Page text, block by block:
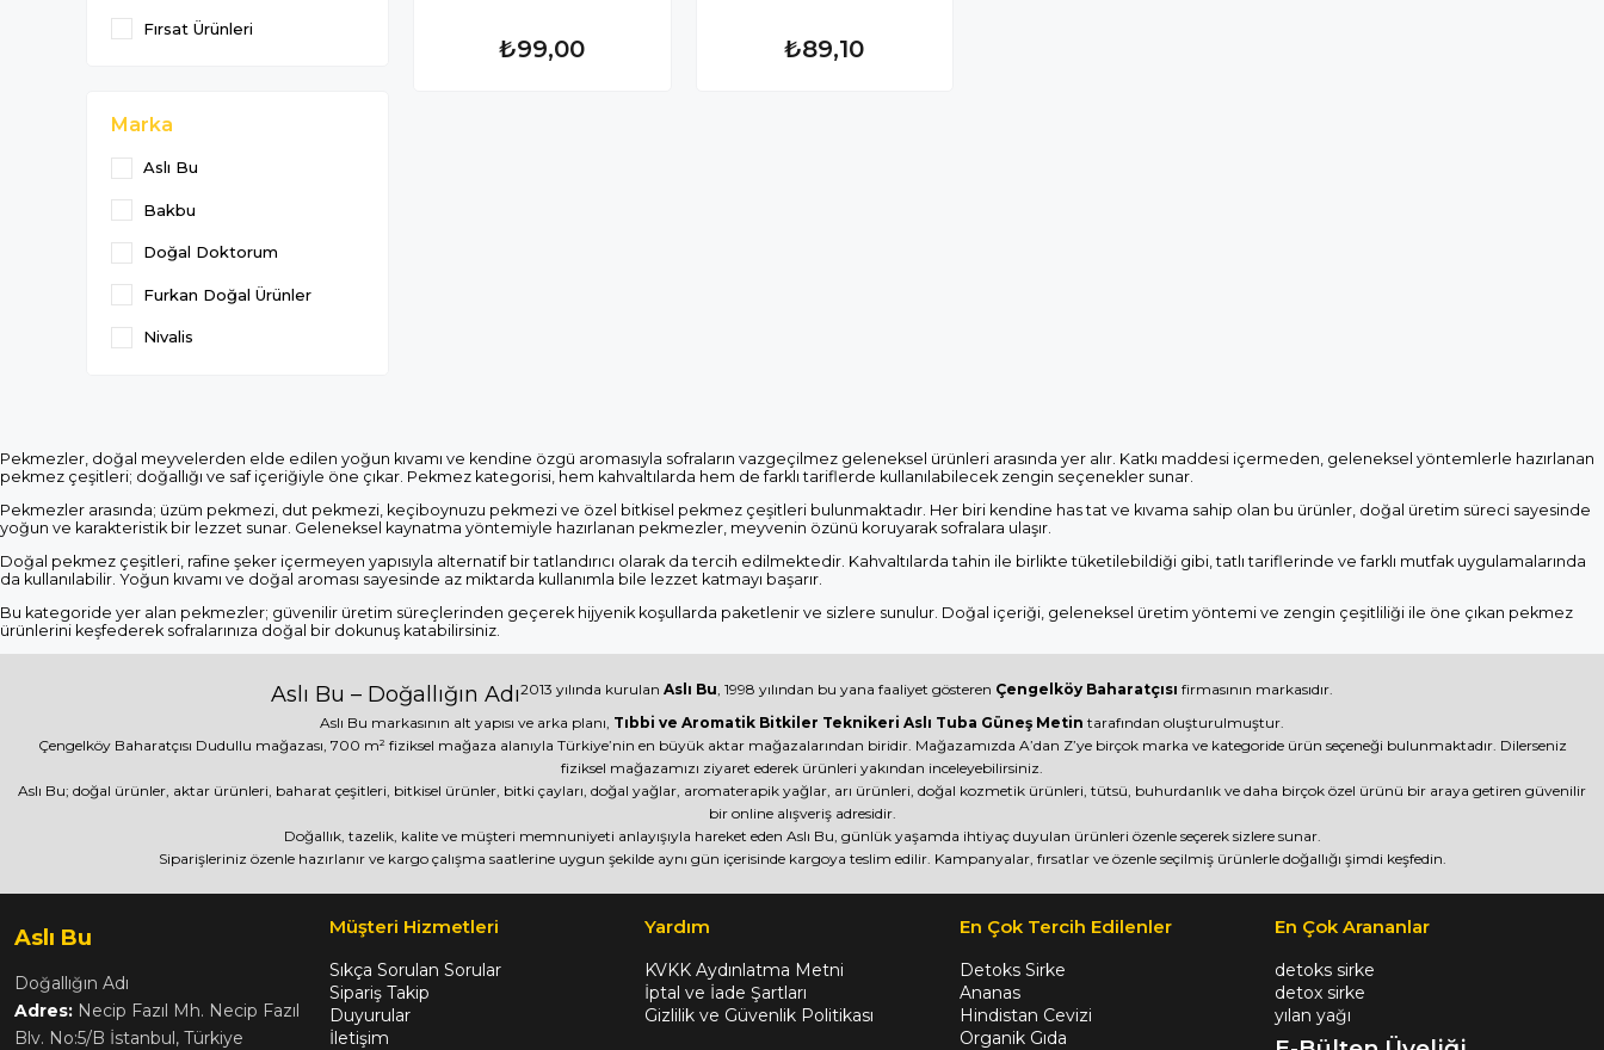
Fırsat Ürünleri
Marka
Aslı Bu
Bakbu
Doğal Doktorum
Furkan Doğal Ürünler
Nivalis
₺99,00 ₺89,10
Pekmezler, doğal meyvelerden elde edilen yoğun kıvamı ve kendine özgü aromasıyla sofraların vazgeçilmez geleneksel ürünleri arasında yer alır. Katkı maddesi içermeden, geleneksel yöntemlerle hazırlanan
pekmez çeşitleri; doğallığı ve saf içeriğiyle öne çıkar. Pekmez kategorisi, hem kahvaltılarda hem de farklı tariflerde kullanılabilecek zengin seçenekler sunar.
Pekmezler arasında; üzüm pekmezi, dut pekmezi, keçiboynuzu pekmezi ve özel bitkisel pekmez çeşitleri bulunmaktadır. Her biri kendine has tat ve kıvama sahip olan bu ürünler, doğal üretim süreci sayesinde
yoğun ve karakteristik bir lezzet sunar. Geleneksel kaynatma yöntemiyle hazırlanan pekmezler, meyvenin özünü koruyarak sofralara ulaşır.
Doğal pekmez çeşitleri, rafine şeker içermeyen yapısıyla alternatif bir tatlandırıcı olarak da tercih edilmektedir. Kahvaltılarda tahin ile birlikte tüketilebildiği gibi, tatlı tariflerinde ve farklı mutfak uygulamalarında
da kullanılabilir. Yoğun kıvamı ve doğal aroması sayesinde az miktarda kullanımla bile lezzet katmayı başarır.
Bu kategoride yer alan pekmezler; güvenilir üretim süreçlerinden geçerek hijyenik koşullarda paketlenir ve sizlere sunulur. Doğal içeriği, geleneksel üretim yöntemi ve zengin çeşitliliği ile öne çıkan pekmez
ürünlerini keşfederek sofralarınıza doğal bir dokunuş katabilirsiniz.
Aslı Bu – Doğallığın Adı2013 yılında kurulan Aslı Bu, 1998 yılından bu yana faaliyet gösteren Çengelköy Baharatçısı firmasının markasıdır.
Aslı Bu markasının alt yapısı ve arka planı, Tıbbi ve Aromatik Bitkiler Teknikeri Aslı Tuba Güneş Metin tarafından oluşturulmuştur.
Çengelköy Baharatçısı Dudullu mağazası, 700 m² fiziksel mağaza alanıyla Türkiye’nin en büyük aktar mağazalarından biridir. Mağazamızda A’dan Z’ye birçok marka ve kategoride ürün seçeneği bulunmaktadır. Dilerseniz
fiziksel mağazamızı ziyaret ederek ürünleri yakından inceleyebilirsiniz.
Aslı Bu; doğal ürünler, aktar ürünleri, baharat çeşitleri, bitkisel ürünler, bitki çayları, doğal yağlar, aromaterapik yağlar, arı ürünleri, doğal kozmetik ürünleri, tütsü, buhurdanlık ve daha birçok özel ürünü bir araya getiren güvenilir
bir online alışveriş adresidir.
Doğallık, tazelik, kalite ve müşteri memnuniyeti anlayışıyla hareket eden Aslı Bu, günlük yaşamda ihtiyaç duyulan ürünleri özenle seçerek sizlere sunar.
Siparişleriniz özenle hazırlanır ve kargo çalışma saatlerine uygun şekilde aynı gün içerisinde kargoya teslim edilir. Kampanyalar, fırsatlar ve özenle seçilmiş ürünlerle doğallığı şimdi keşfedin.
Aslı Bu
Doğallığın Adı
Adres: Necip Fazıl Mh. Necip Fazıl
Blv. No:5/B İstanbul, Türkiye
Müşteri Hizmetleri
Sıkça Sorulan Sorular
Sipariş Takip
Duyurular
İletişim
Yardım
KVKK Aydınlatma Metni
İptal ve İade Şartları
Gizlilik ve Güvenlik Politikası
En Çok Tercih Edilenler
Detoks Sirke
Ananas
Hindistan Cevizi
Organik Gıda
En Çok Arananlar
detoks sirke
detox sirke
yılan yağı